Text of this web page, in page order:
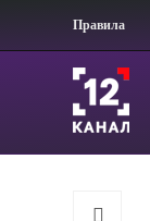
Правила